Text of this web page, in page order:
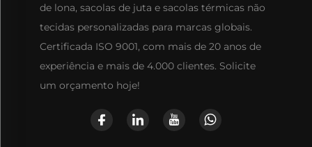
de lona, sacolas de juta e sacolas térmicas não
tecidas personalizadas para marcas globais.
Certificada ISO 9001, com mais de 20 anos de
experiência e mais de 4.000 clientes. Solicite
um orçamento hoje!